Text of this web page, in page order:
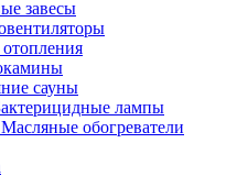
завесы
сауны
лампы
Масляные обогреватели